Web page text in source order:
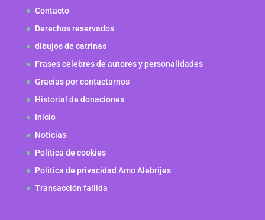
Contacto
Derechos reservados
dibujos de catrinas
Frases celebres de autores y personalidades
Gracias por contactarnos
Historial de donaciones
Inicio
Noticias
Politica de cookies
Política de privacidad Amo Alebrijes
Transacción fallida